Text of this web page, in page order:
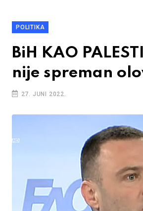
POLITIKA
BiH KAO
nije spreman
27. JUNI 2022.